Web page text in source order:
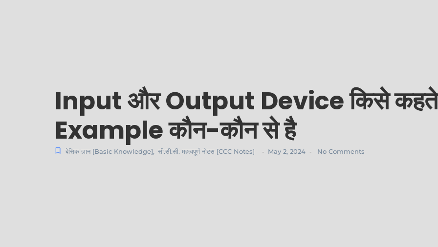
Input और Output Device किसे कहते
Example कौन-कौन से है
बेसिक ज्ञान [Basic Knowledge], सी.सी.सी. महत्वपूर्ण नोटस [CCC Notes] - May 2, 2024 - No Comments